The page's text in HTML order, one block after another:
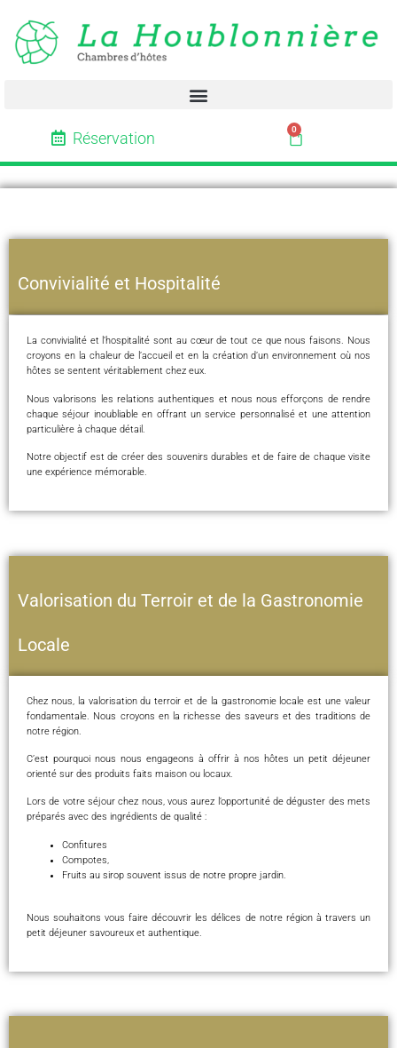
Réservation 0
Convivialité et Hospitalité
La convivialité et l’hospitalité sont au cœur de tout ce que nous faisons. Nous
croyons en la chaleur de l’accueil et en la création d’un environnement où nos
hôtes se sentent véritablement chez eux.
Nous valorisons les relations authentiques et nous nous efforçons de rendre
chaque séjour inoubliable en offrant un service personnalisé et une attention
particulière à chaque détail.
Notre objectif est de créer des souvenirs durables et de faire de chaque visite
une expérience mémorable.
Valorisation du Terroir et de la Gastronomie
Locale
Chez nous, la valorisation du terroir et de la gastronomie locale est une valeur
fondamentale. Nous croyons en la richesse des saveurs et des traditions de
notre région.
C’est pourquoi nous nous engageons à offrir à nos hôtes un petit déjeuner
orienté sur des produits faits maison ou locaux.
Lors de votre séjour chez nous, vous aurez l’opportunité de déguster des mets
préparés avec des ingrédients de qualité :
Confitures
Compotes,
Fruits au sirop souvent issus de notre propre jardin.
Nous souhaitons vous faire découvrir les délices de notre région à travers un
petit déjeuner savoureux et authentique.